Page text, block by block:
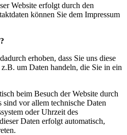
Website erfolgt durch den
können Sie dem Impressum
erhoben, dass Sie uns diese
um Daten handeln, die Sie in ein
beim Besuch der Website durch
sind vor allem technische Daten
oder Uhrzeit des
Daten erfolgt automatisch,